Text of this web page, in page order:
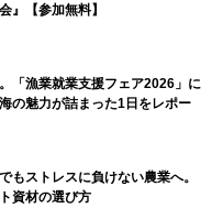
』【参加無料】
「漁業就業支援フェア2026」に
の魅力が詰まった1日をレポー
もストレスに負けない農業へ。
資材の選び方